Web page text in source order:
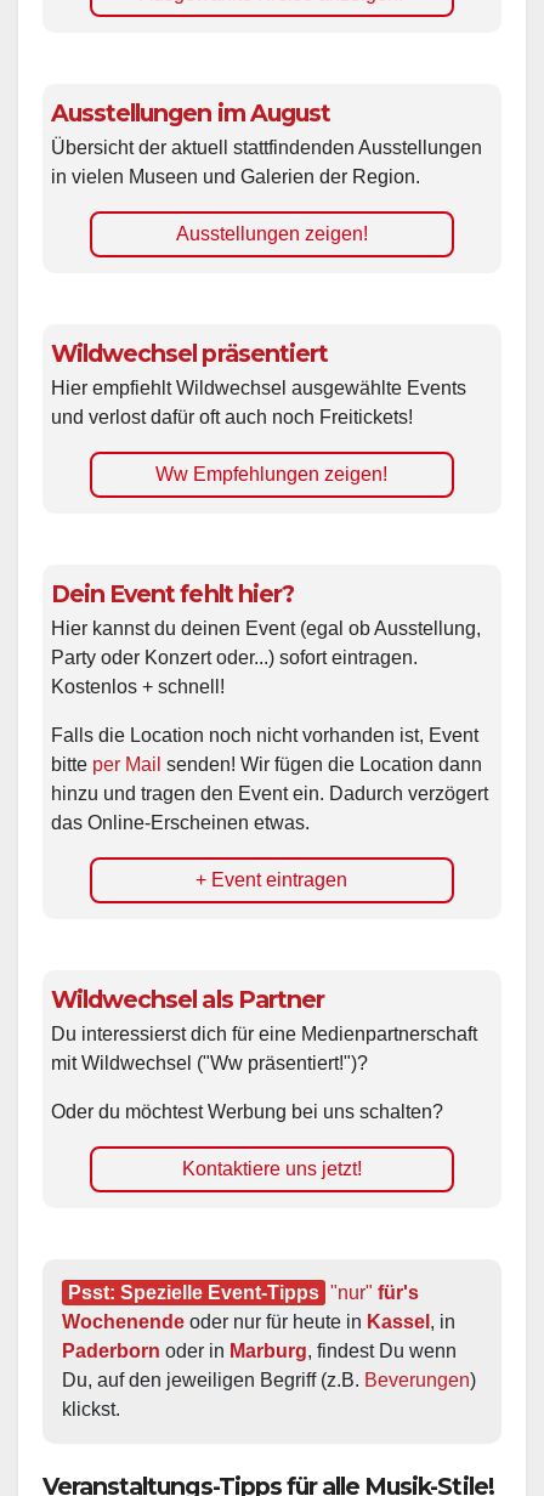
Ausstellungen im August
Übersicht der aktuell stattfindenden Ausstellungen
in vielen Museen und Galerien der Region.
Ausstellungen zeigen!
Wildwechsel präsentiert
Hier empfiehlt Wildwechsel ausgewählte Events
und verlost dafür oft auch noch Freitickets!
Ww Empfehlungen zeigen!
Dein Event fehlt hier?
Hier kannst du deinen Event (egal ob Ausstellung,
Party oder Konzert oder...) sofort eintragen.
Kostenlos + schnell!
Falls die Location noch nicht vorhanden ist, Event
bitte per Mail senden! Wir fügen die Location dann
hinzu und tragen den Event ein. Dadurch verzögert
das Online-Erscheinen etwas.
+ Event eintragen
Wildwechsel als Partner
Du interessierst dich für eine Medienpartnerschaft
mit Wildwechsel ("Ww präsentiert!")?
Oder du möchtest Werbung bei uns schalten?
Kontaktiere uns jetzt!
Psst: Spezielle Event-Tipps "nur" für's
Wochenende oder nur für heute in Kassel
Paderborn oder in Marburg, findest Du wenn
Du, auf den jeweiligen Begriff (z.B. Beverungen)
klickst.
Veranstaltungs-Tipps für alle Musik-Stile!